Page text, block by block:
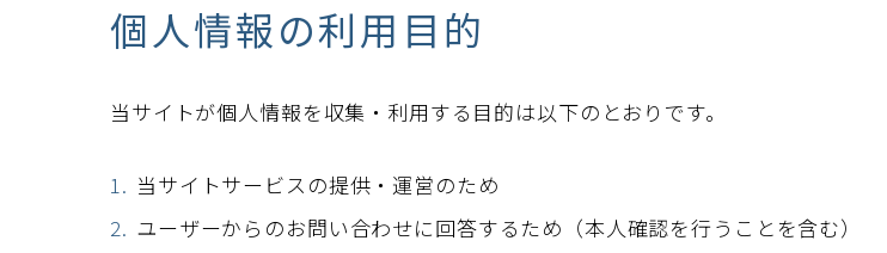
個人情報の利用目的
当サイトが個人情報を収集・利用する目的は以下のとおりです。
当サイトサービスの提供・運営のため
ユーザーからのお問い合わせに回答するため（本人確認を行うことを含む）